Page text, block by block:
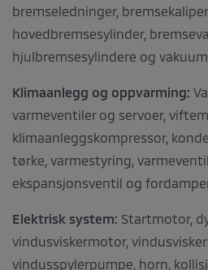
bremseledninger,
hovedbremsesylinder,
hjulbremsesylindere og
Klimaanlegg og oppvarming:
varmeventiler og servoer,
klimaanleggskompressor,
tørke, varmestyring,
ekspansjonsventil og
Elektrisk system: Startmotor,
vindusviskermotor,
vindusspylerpumpe, horn,